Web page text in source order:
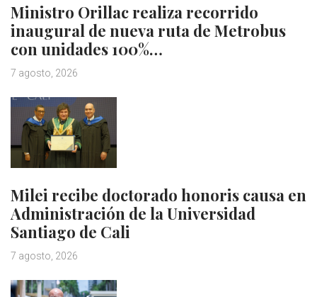
Ministro Orillac realiza recorrido
inaugural de nueva ruta de Metrobus
con unidades 100%…
7 agosto, 2026
Milei recibe doctorado honoris causa en
Administración de la Universidad
Santiago de Cali
7 agosto, 2026